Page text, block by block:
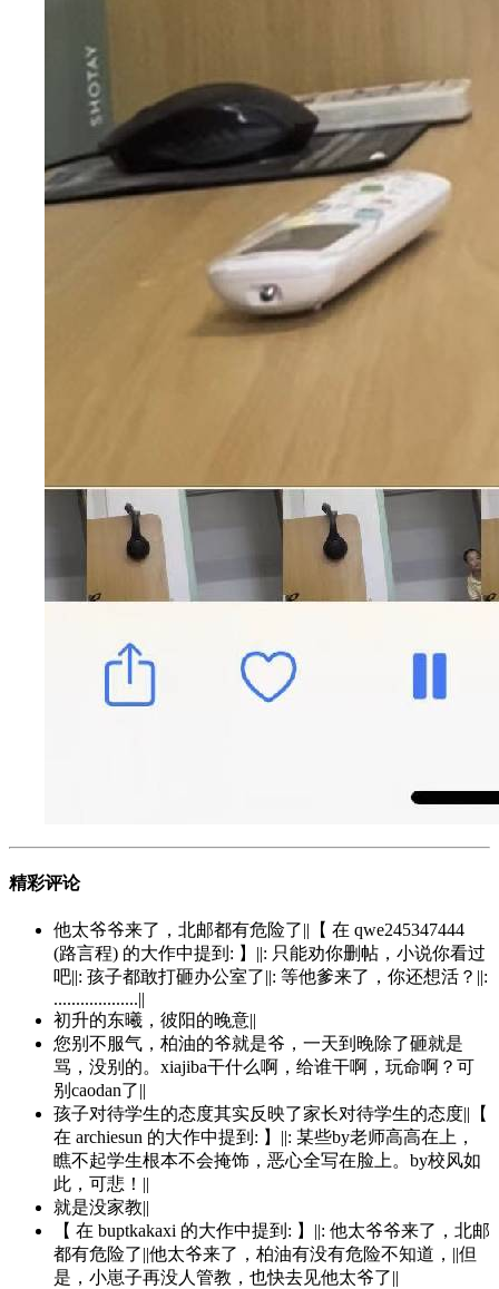
精彩评论
他太爷爷来了，北邮都有危险了||【 在 qwe245347444
(路言程) 的大作中提到: 】||: 只能劝你删帖，小说你看过
吧||: 孩子都敢打砸办公室了||: 等他爹来了，你还想活？||:
...................||
初升的东曦，彼阳的晚意||
您别不服气，柏油的爷就是爷，一天到晚除了砸就是
骂，没别的。xiajiba干什么啊，给谁干啊，玩命啊？可
别caodan了||
孩子对待学生的态度其实反映了家长对待学生的态度||【
在 archiesun 的大作中提到: 】||: 某些by老师高高在上，
瞧不起学生根本不会掩饰，恶心全写在脸上。by校风如
此，可悲！||
就是没家教||
【 在 buptkakaxi 的大作中提到: 】||: 他太爷爷来了，北邮
都有危险了||他太爷来了，柏油有没有危险不知道，||但
是，小崽子再没人管教，也快去见他太爷了||